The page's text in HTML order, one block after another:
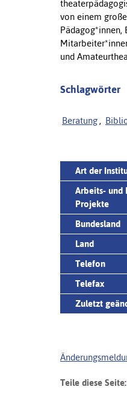
von einem
Pädagog*innen,
und
Schlagwörter
Beratung ,
Art der
Arbeits- und
Projekte
Bundesland
Land
Telefon
Telefax
Zuletzt
Teile diese Seite: